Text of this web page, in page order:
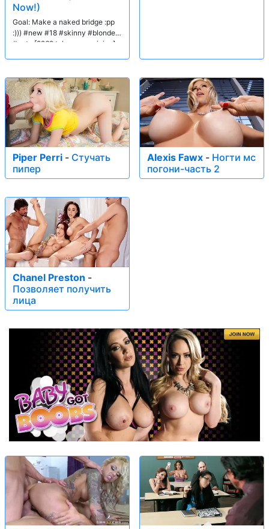
Now!)
Goal: Make a naked bridge :pp
:))) #new #18 #skinny #blonde
#cute [2262 tokens remaining]
Piper Perri - Стучать
пипер
Alexis Fawx - Ногти мс
погони-часть 2
Chanel Preston -
Позволяет получить
лица